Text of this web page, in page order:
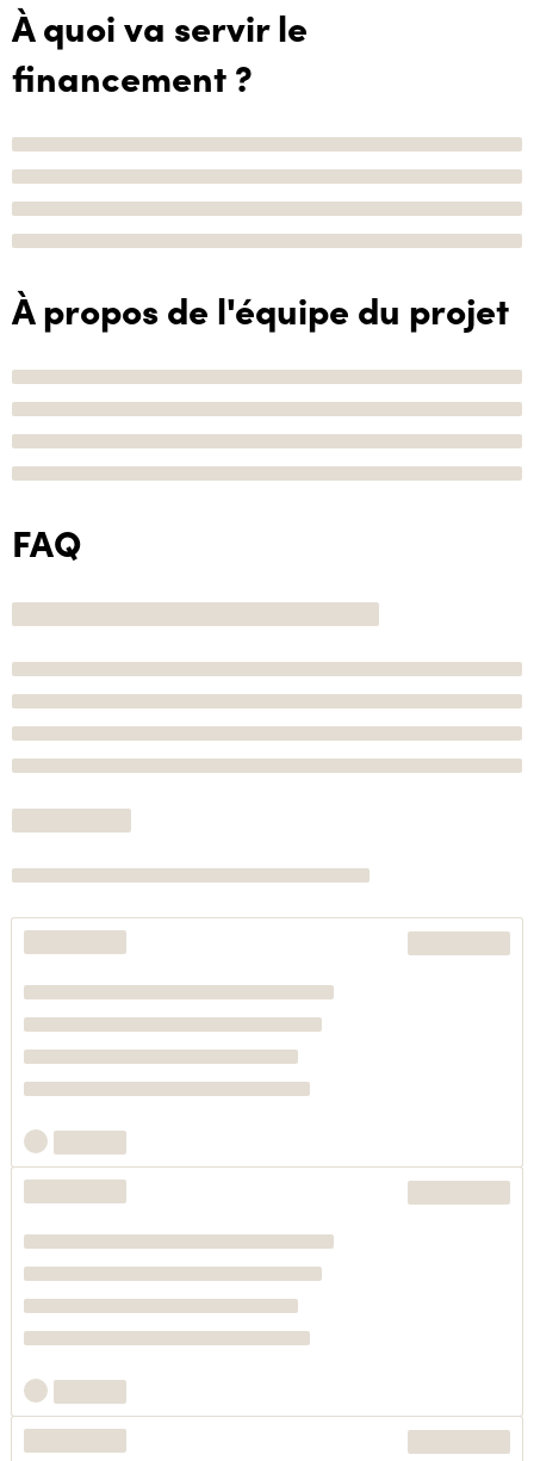
À quoi va servir le
financement ?
À propos de l'équipe du projet
FAQ